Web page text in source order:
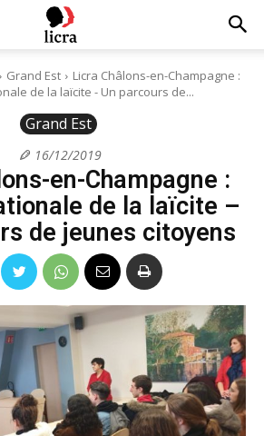
Grand Est
Licra Châlons-en-Champagne :
de la laïcite - Un parcours de...
Grand Est
16/12/2019
en-Champagne :
de la laïcite –
de jeunes citoyens